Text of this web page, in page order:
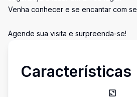
Venha conhecer e se encantar com
Agende sua visita e surpreenda-se!
Características